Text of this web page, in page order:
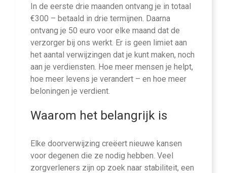
In de eerste drie maanden ontvang je in totaal
€300 – betaald in drie termijnen. Daarna
ontvang je 50 euro voor elke maand dat de
verzorger bij ons werkt. Er is geen limiet aan
het aantal verwijzingen dat je kunt maken, noch
aan je verdiensten. Hoe meer mensen je helpt,
hoe meer levens je verandert – en hoe meer
beloningen je verdient.
Waarom het belangrijk is
Elke doorverwijzing creëert nieuwe kansen
voor degenen die ze nodig hebben. Veel
zorgverleners zijn op zoek naar stabiliteit, een